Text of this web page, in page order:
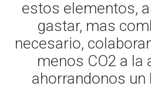
estos elementos,
gastar, mas
necesario,
menos CO2 a la
ahorrandonos un